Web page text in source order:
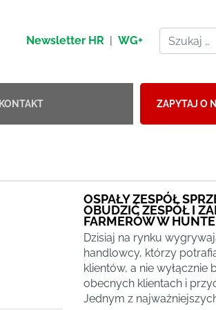
Newsletter HR | WG+
KONTAKT ZAPYTAJ O
OSPAŁY ZESPÓŁ
OBUDZIĆ ZESPÓŁ I
FARMERÓW W
Dzisiaj na rynku
handlowcy, którzy
klientów, a nie wyłącznie
obecnych klientach i
Jednym z